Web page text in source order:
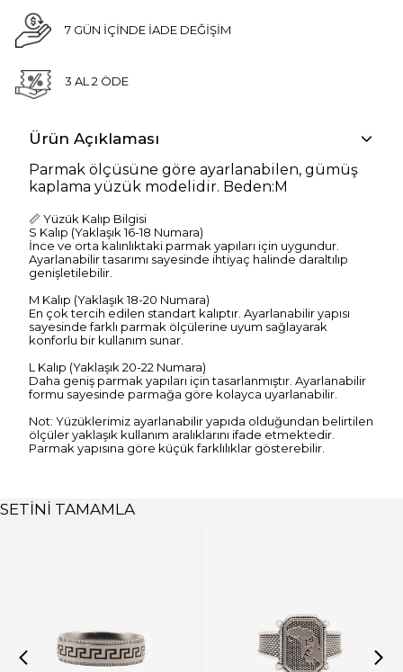
7 GÜN İÇİNDE İADE DEĞİŞİM
3 AL 2 ÖDE
Ürün Açıklaması
Parmak ölçüsüne göre ayarlanabilen, gümüş
kaplama yüzük modelidir. Beden:M
📏 Yüzük Kalıp Bilgisi
S Kalıp (Yaklaşık 16-18 Numara)
İnce ve orta kalınlıktaki parmak yapıları için uygundur.
Ayarlanabilir tasarımı sayesinde ihtiyaç halinde daraltılıp
genişletilebilir.
M Kalıp (Yaklaşık 18-20 Numara)
En çok tercih edilen standart kalıptır. Ayarlanabilir yapısı
sayesinde farklı parmak ölçülerine uyum sağlayarak
konforlu bir kullanım sunar.
L Kalıp (Yaklaşık 20-22 Numara)
Daha geniş parmak yapıları için tasarlanmıştır. Ayarlanabilir
formu sayesinde parmağa göre kolayca uyarlanabilir.
Not: Yüzüklerimiz ayarlanabilir yapıda olduğundan belirtilen
ölçüler yaklaşık kullanım aralıklarını ifade etmektedir.
Parmak yapısına göre küçük farklılıklar gösterebilir.
SETİNİ TAMAMLA